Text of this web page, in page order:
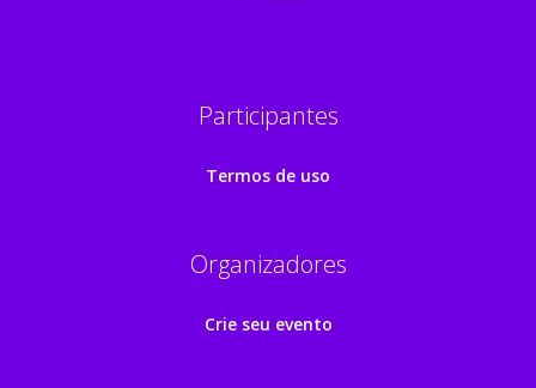
Participantes
Termos de uso
Organizadores
Crie seu evento